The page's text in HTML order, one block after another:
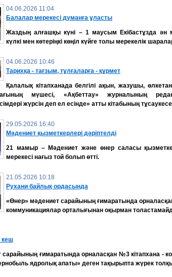
04.06.2026 11:04
Балалар мерекесі думанға ұласты
Жаздың алғашқы күні – 1 маусым Екібастұзда ән
күлкі мен көтеріңкі көңіл күйге толы мерекелік
04.06.2026 10:46
Тарихқа - тағзым, тұлғаларға - құрмет
Қалалық кітапханада белгілі ақын, жазушы,
мүшесі, «Ақбеттау» журналының
жүрсін деп ел есінде» атты кітабының
29.05.2026 16:40
Мәдениет қызметкерлері дәріптелді
21 мамыр – Мәдениет және өнер саласы
мерекесі нағыз той болып өтті.
21.05.2026 10:18
Рухани байлық ордасында
«Өнер» мәдениет сарайының ғимаратында
коммуникациялар орталығынан оқырман
кеш
ғимаратында орналасқан №3 кітапхана -
ядролық апаты» деген тақырыпта жүрек